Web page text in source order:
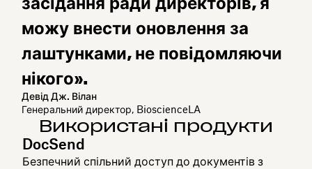
можу внести оновлення за
лаштунками, не повідомляючи
нікого».
Девід Дж. Вілан
Генеральний директор, BioscienceLA
Використані продукти
DocSend
Безпечний спільний доступ до документів з